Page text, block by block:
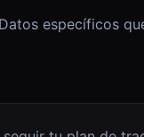
Datos específicos